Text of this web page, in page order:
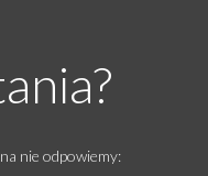
nie odpowiemy: